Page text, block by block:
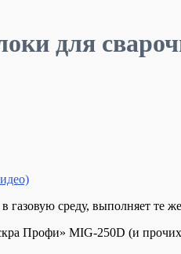
для
среду, выполняет те
Профи» MIG-250D (и прочих